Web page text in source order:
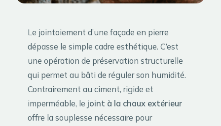
Le jointoiement d’une façade en pierre
dépasse le simple cadre esthétique. C’est
une opération de préservation structurelle
qui permet au bâti de réguler son humidité.
Contrairement au ciment, rigide et
imperméable, le joint à la chaux extérieur
offre la souplesse nécessaire pour